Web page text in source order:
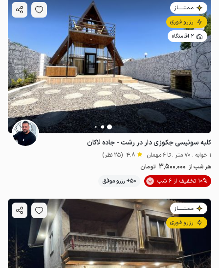
مـمـتــــــاز
رزرو فوری
2 اقامتگاه
کلبه سوئیسی جکوزی دار در رشت - جاده لاکان
1 خوابه . 70 متر . تا 6 مهمان 4.8 (25 نظر)
هر شب از 3٬500٬000 تومان
10% تخفیف از 6 شب
50+ رزرو موفق
مـمـتــــــاز
رزرو فوری